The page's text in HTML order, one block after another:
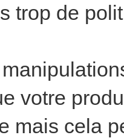
trop de
votre
mais cela